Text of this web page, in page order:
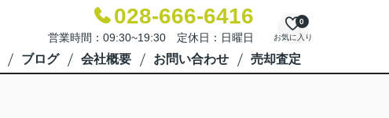
028-666-6416
営業時間：09:30~19:30 定休日：日曜日 お気に入り
0
ブログ 会社概要 お問い合わせ 売却査定